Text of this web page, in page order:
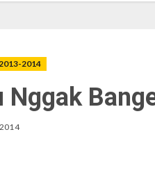
2014